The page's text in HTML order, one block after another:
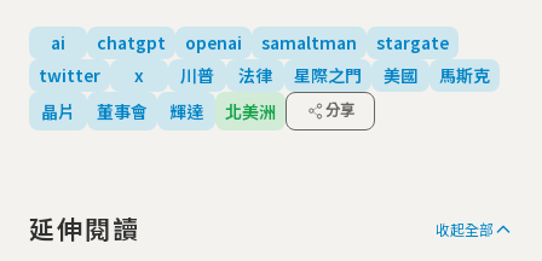
ai chatgpt openai samaltman
stargate
twitter
x 川普 法律 星際之門 美國
馬斯克
晶片
董事會 輝達 北美洲 分享
延伸閱讀 收起全部